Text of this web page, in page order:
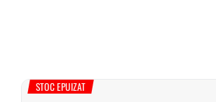
STOC EPUIZAT